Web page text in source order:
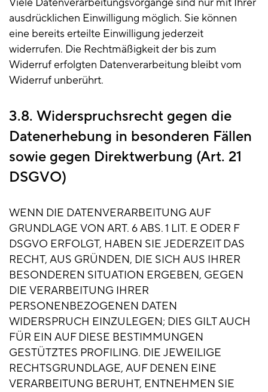
Viele Datenverarbeitungsvorgänge sind nur mit Ihrer
ausdrücklichen Einwilligung möglich. Sie können
eine bereits erteilte Einwilligung jederzeit
widerrufen. Die Rechtmäßigkeit der bis zum
Widerruf erfolgten Datenverarbeitung bleibt vom
Widerruf unberührt.
3.8. Widerspruchsrecht gegen die
Datenerhebung in besonderen Fällen
sowie gegen Direktwerbung (Art. 21
DSGVO)
WENN DIE DATENVERARBEITUNG AUF
GRUNDLAGE VON ART. 6 ABS. 1 LIT. E ODER F
DSGVO ERFOLGT, HABEN SIE JEDERZEIT DAS
RECHT, AUS GRÜNDEN, DIE SICH AUS IHRER
BESONDEREN SITUATION ERGEBEN, GEGEN
DIE VERARBEITUNG IHRER
PERSONENBEZOGENEN DATEN
WIDERSPRUCH EINZULEGEN; DIES GILT AUCH
FÜR EIN AUF DIESE BESTIMMUNGEN
GESTÜTZTES PROFILING. DIE JEWEILIGE
RECHTSGRUNDLAGE, AUF DENEN EINE
VERARBEITUNG BERUHT, ENTNEHMEN SIE